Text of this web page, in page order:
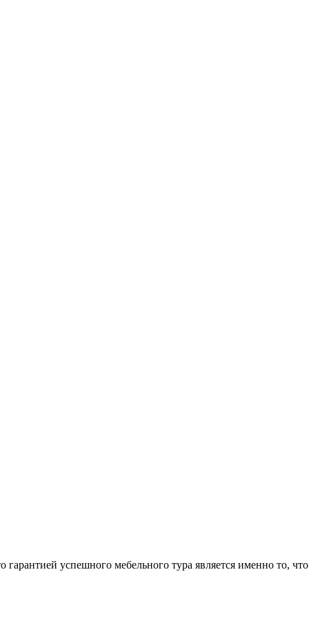
успешного мебельного тура является именно то, что